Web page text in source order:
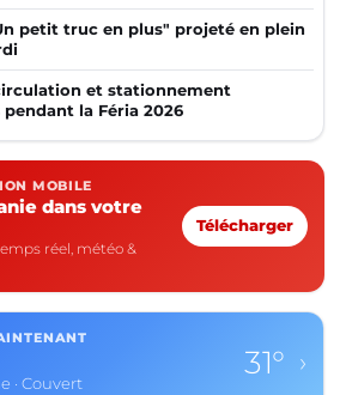
petit truc en plus" projeté en plein
et stationnement
la Féria 2026
MOBILE
dans votre
réel, météo &
Télécharger
· Couvert
31° ›